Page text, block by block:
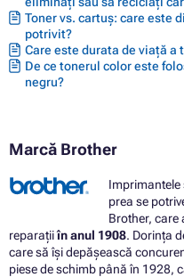
Toner vs. cartuș: care este
potrivit?
Care este durata de viață a
De ce tonerul color este
negru?
Marcă Brother
Imprimantele
prea se
Brother, care
reparațiiîn anul 1908. Dorința
care să își depășească
piese de schimb până în 1928,